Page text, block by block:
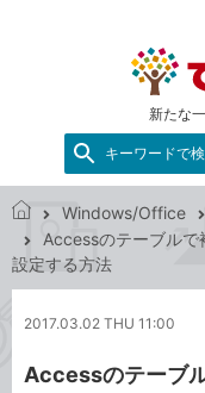
新たな
キーワードで
で
き
ッ
Windows/Office
Accessのテーブルで
設定する方法
2017.03.02 THU 11:00
Accessのテーブ